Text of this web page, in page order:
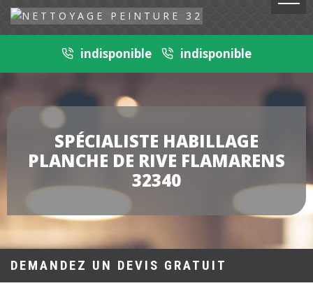
indisponible indisponible
SPÉCIALISTE HABILLAGE
PLANCHE DE RIVE FLAMARENS
32340
DEMANDEZ UN DEVIS GRATUIT